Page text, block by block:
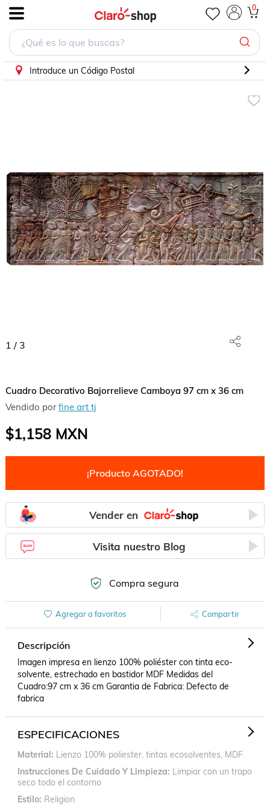
0
Introduce un Código Postal
1 / 3
Cuadro Decorativo Bajorrelieve Camboya 97 cm x 36 cm
Vendido porfine art tj
$1,158MXN
¡Producto AGOTADO!
Vender en
Visita nuestro Blog
Compra segura
Agregar a favoritos Compartir
Descripción
Imagen impresa en lienzo 100% poliéster con tinta eco-
solvente, estrechado en bastidor MDF Medidas del
Cuadro:97 cm x 36 cm Garantia de Fabrica: Defecto de
fabrica
ESPECIFICACIONES
Material Lienzo 100% poliester, tintas ecosolventes, MDF
Instrucciones De Cuidado Y Limpieza Limpiar con un trapo
seco todo el contorno
Estilo Religion